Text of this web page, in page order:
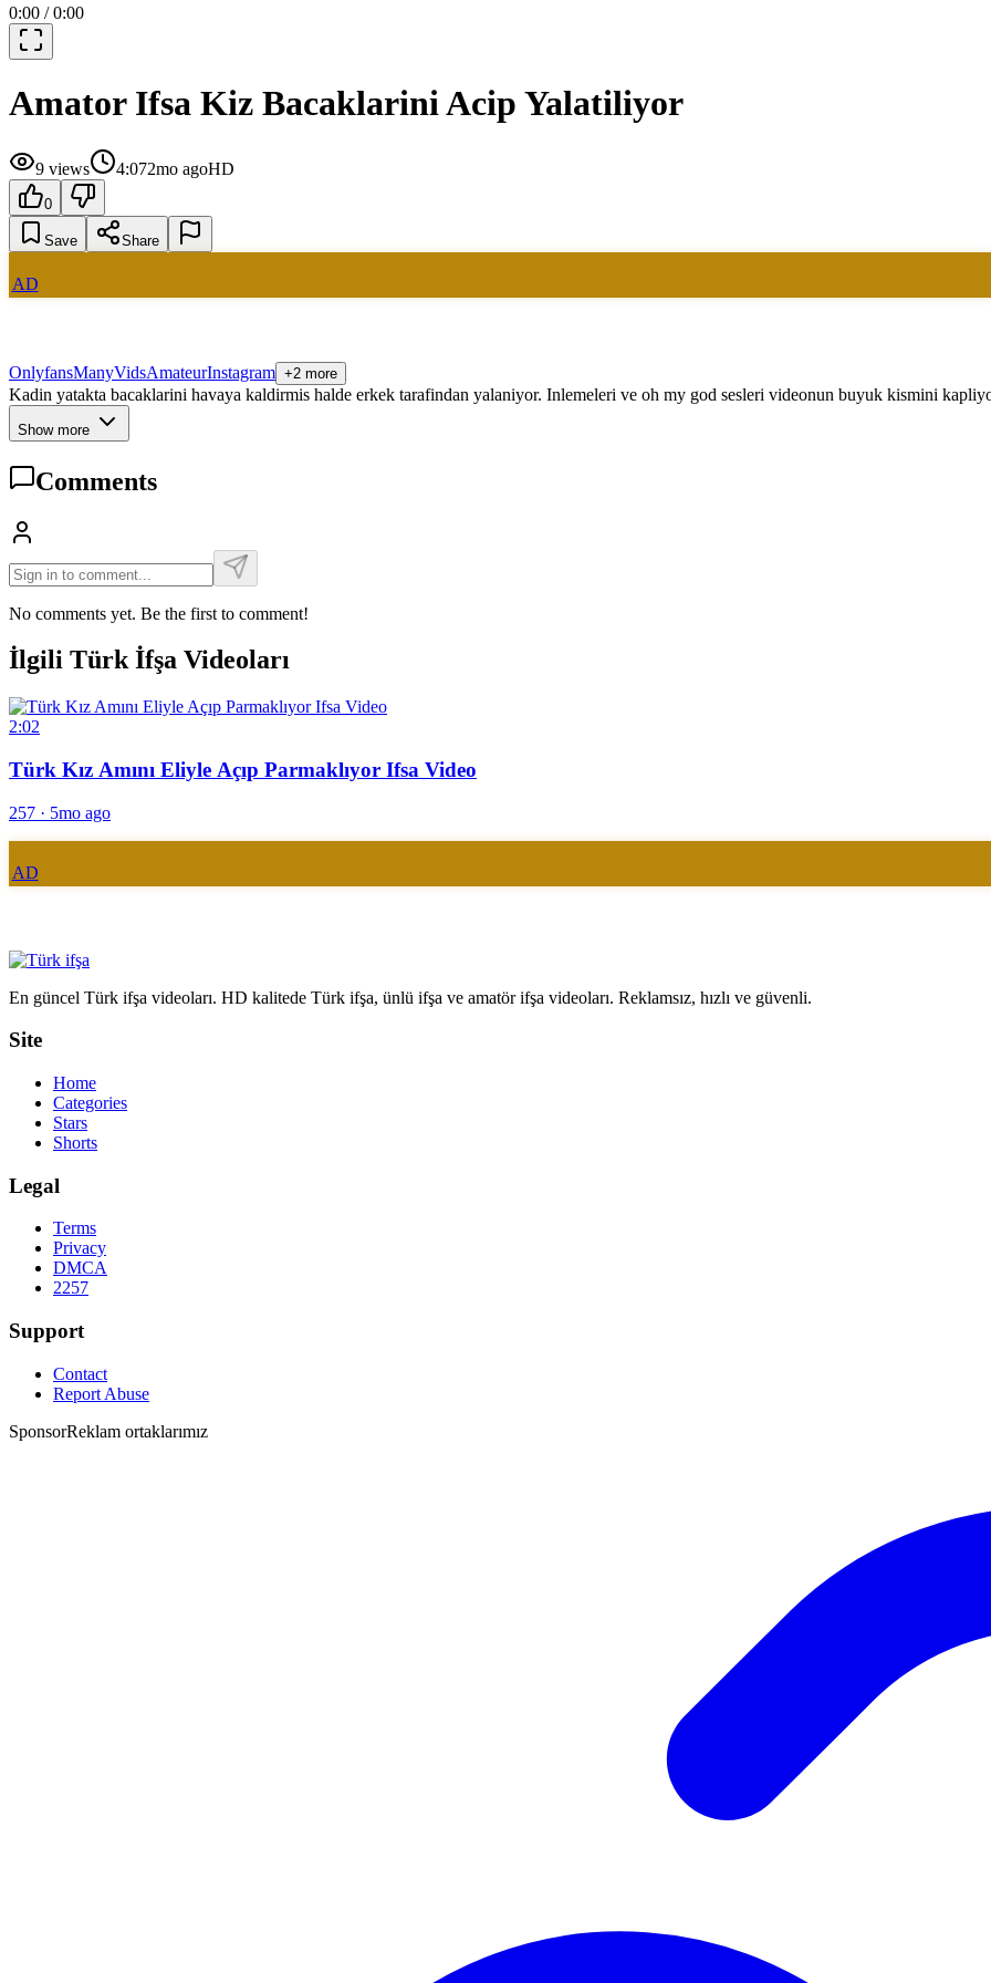
0:00 /0:00
Amator Ifsa Kiz Bacaklarini Acip Yalatiliyor
9 views 4:072mo agoHD
0
Save Share
AD
OnlyfansManyVidsAmateurInstagram +2 more
Kadin yatakta bacaklarini havaya kaldirmis halde erkek tarafindan yalaniyor. Inlemeleri ve oh my god sesleri videonun buyuk kismini
Show more
Comments
No comments yet. Be the first to comment!
İlgili Türk İfşa Videoları
2:02
Türk Kız Amını Eliyle Açıp Parmaklıyor Ifsa Video
257 · 5mo ago
AD
En güncel Türk ifşa videoları. HD kalitede Türk ifşa, ünlü ifşa ve amatör ifşa videoları. Reklamsız, hızlı ve güvenli.
Site
Home
Categories
Stars
Shorts
Legal
Terms
Privacy
DMCA
2257
Support
Contact
Report Abuse
SponsorReklam ortaklarımız